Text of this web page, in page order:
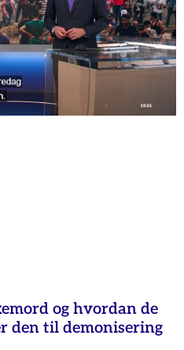
og hvordan de
den til demonisering